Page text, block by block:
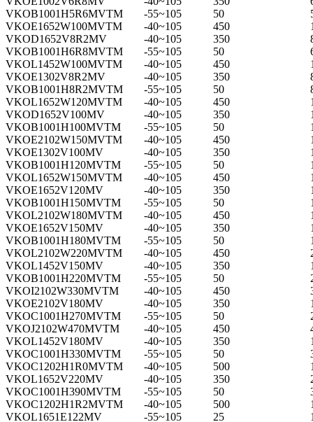
VKOB1001H5R6MVTM
-55~105 50
VKOE1652W100MVTM
-40~105 450
VKOD1652V8R2MV
-40~105 350
VKOB1001H6R8MVTM
-55~105 50
VKOL1452W100MVTM
-40~105 450
VKOE1302V8R2MV
-40~105 350
VKOB1001H8R2MVTM
-55~105 50
VKOL1652W120MVTM
-40~105 450
VKOD1652V100MV
-40~105 350
VKOB1001H100MVTM
-55~105 50
VKOE2102W150MVTM
-40~105 450
VKOE1302V100MV
-40~105 350
VKOB1001H120MVTM
-55~105 50
VKOL1652W150MVTM
-40~105 450
VKOE1652V120MV
-40~105 350
VKOB1001H150MVTM
-55~105 50
VKOL2102W180MVTM
-40~105 450
VKOE1652V150MV
-40~105 350
VKOB1001H180MVTM
-55~105 50
VKOL2102W220MVTM
-40~105 450
VKOL1452V150MV
-40~105 350
VKOB1001H220MVTM
-55~105 50
VKOI2102W330MVTM
-40~105 450
VKOE2102V180MV
-40~105 350
VKOC1001H270MVTM
-55~105 50
VKOJ2102W470MVTM
-40~105 450
VKOL1452V180MV
-40~105 350
VKOC1001H330MVTM
-55~105 50
VKOC1202H1R0MVTM
-40~105 500
VKOL1652V220MV
-40~105 350
VKOC1001H390MVTM
-55~105 50
VKOC1202H1R2MVTM
-40~105 500
VKOL1651E122MV
-55~105 25